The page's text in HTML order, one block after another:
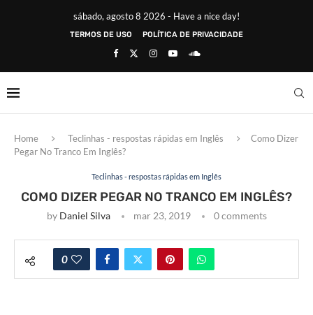
sábado, agosto 8 2026 - Have a nice day!
TERMOS DE USO POLÍTICA DE PRIVACIDADE
Home Teclinhas - respostas rápidas em Inglês
Como Dizer
Pegar No Tranco Em Inglês?
Teclinhas - respostas rápidas em Inglês
COMO DIZER PEGAR NO TRANCO EM INGLÊS?
by Daniel Silva mar 23, 2019 0 comments
0